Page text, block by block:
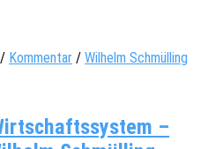
/ Kommentar / Wilhelm Schmülling
–